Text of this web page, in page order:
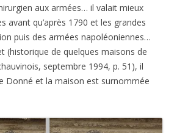
aux armées… il valait mieux
avant qu’après 1790 et les grandes
puis des armées napoléoniennes…
(historique de quelques maisons de
septembre 1994, p. 51), il
Donné et la maison est surnommée